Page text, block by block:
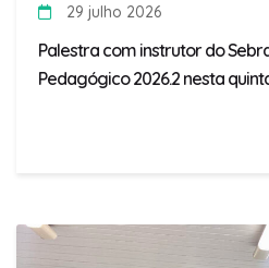
29 julho 2026
Palestra com instrutor do
Pedagógico 2026.2 nesta